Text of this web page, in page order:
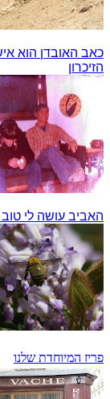
כאב האובדן הוא
הזיכרון
האביב עושה לי
פריז המיוחדת שלנו